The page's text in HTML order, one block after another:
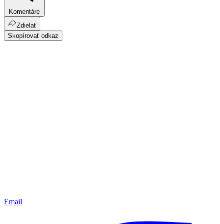
Komentáre
Zdielať
Skopírovať odkaz
Email